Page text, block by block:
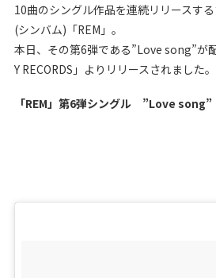
10曲のシングル作品を連続リリースす
(シンバム)「REM」。
本日、その第6弾である”Love song”が
Y RECORDS」よりリリースされました。
「REM」第6弾シングル ”Love song”